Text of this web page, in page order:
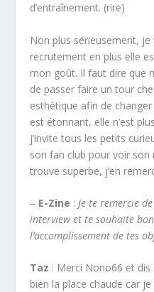
d’entraînement. (rire)
Non plus sérieusement,
recrutement en plus elle
mon goût. Il faut dire que
de passer faire un tour
esthétique afin de
est étonnant, elle n’est
j’invite tous les petits
son fan club pour voir
trouve superbe, j’en
– E-Zine :Je te remercie
interview et te souhaite
l’accomplissement de tes
Taz : Merci Nono66 et dis
bien la place chaude car